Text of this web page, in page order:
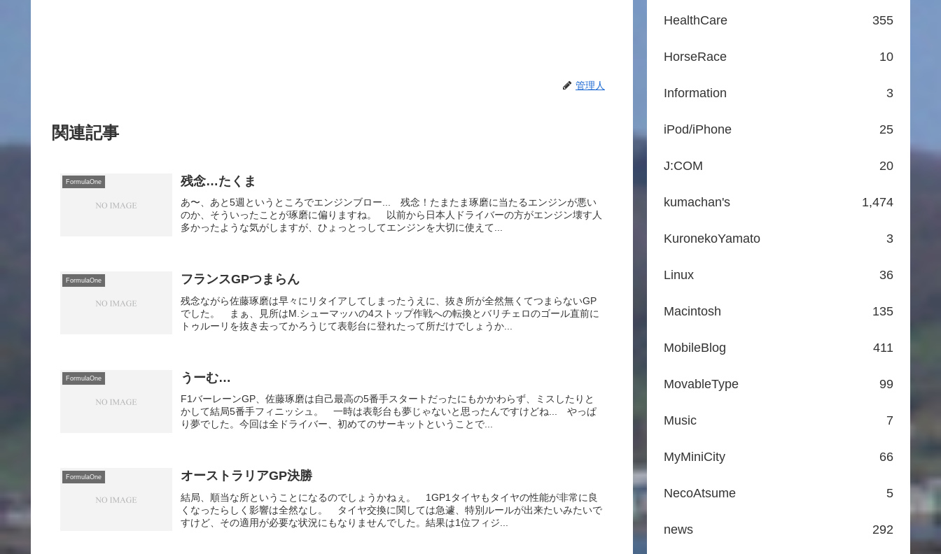
管理人
関連記事
FormulaOne 残念…たくま
あ〜、あと5週というところでエンジンブロー... 残念！たまたま琢磨に当たるエンジンが悪い
のか、そういったことが琢磨に偏りますね。 以前から日本人ドライバーの方がエンジン壊す人
多かったような気がしますが、ひょっとっしてエンジンを大切に使えて...
FormulaOne フランスGPつまらん
残念ながら佐藤琢磨は早々にリタイアしてしまったうえに、抜き所が全然無くてつまらないGP
でした。 まぁ、見所はM.シューマッハの4ストップ作戦への転換とバリチェロのゴール直前に
トゥルーリを抜き去ってかろうじて表彰台に登れたって所だけでしょうか...
FormulaOne うーむ…
F1バーレーンGP、佐藤琢磨は自己最高の5番手スタートだったにもかかわらず、ミスしたりと
かして結局5番手フィニッシュ。 一時は表彰台も夢じゃないと思ったんですけどね... やっぱ
り夢でした。今回は全ドライバー、初めてのサーキットということで...
FormulaOne オーストラリアGP決勝
結局、順当な所ということになるのでしょうかねぇ。 1GP1タイヤもタイヤの性能が非常に良
くなったらしく影響は全然なし。 タイヤ交換に関しては急遽、特別ルールが出来たいみたいで
すけど、その適用が必要な状況にもなりませんでした。結果は1位フィジ...
HealthCare 355
HorseRace 10
Information 3
iPod/iPhone 25
J:COM 20
kumachan's 1,474
KuronekoYamato 3
Linux 36
Macintosh 135
MobileBlog 411
MovableType 99
Music 7
MyMiniCity 66
NecoAtsume 5
news 292